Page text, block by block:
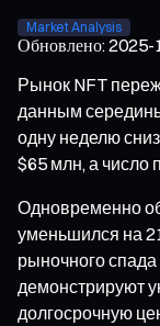
Market Analysis
Обновлено:2025-
Рынок NFT
данным
одну неделю
$65 млн, а число
Одновременно
уменьшился на
рыночного спада
демонстрируют
долгосрочную